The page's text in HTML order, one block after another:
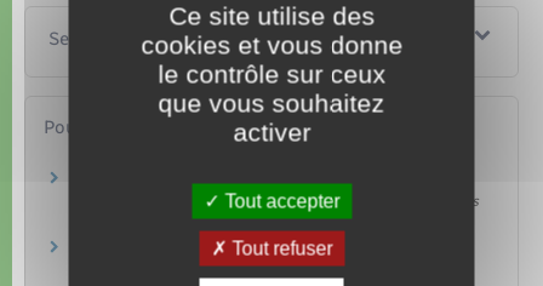
Services en ligne et formulaires
Pour en savoir plus
Retraites des fonctionnaires de l'État
Service des retraites de l'État (SRE) – Ministère chargé des
finances publiques
Caisse nationale de retraites des agents des
collectivités locales (CNRACL)
Ce site utilise des
cookies et vous donne
le contrôle sur ceux
que vous souhaitez
activer
Tout accepter
Tout refuser